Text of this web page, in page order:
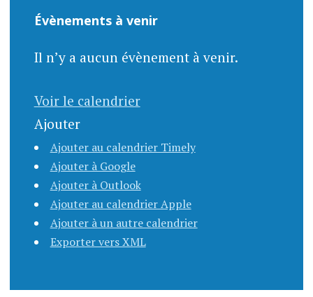
Évènements à venir
Il n’y a aucun évènement à venir.
Voir le calendrier
Ajouter
Ajouter au calendrier Timely
Ajouter à Google
Ajouter à Outlook
Ajouter au calendrier Apple
Ajouter à un autre calendrier
Exporter vers XML